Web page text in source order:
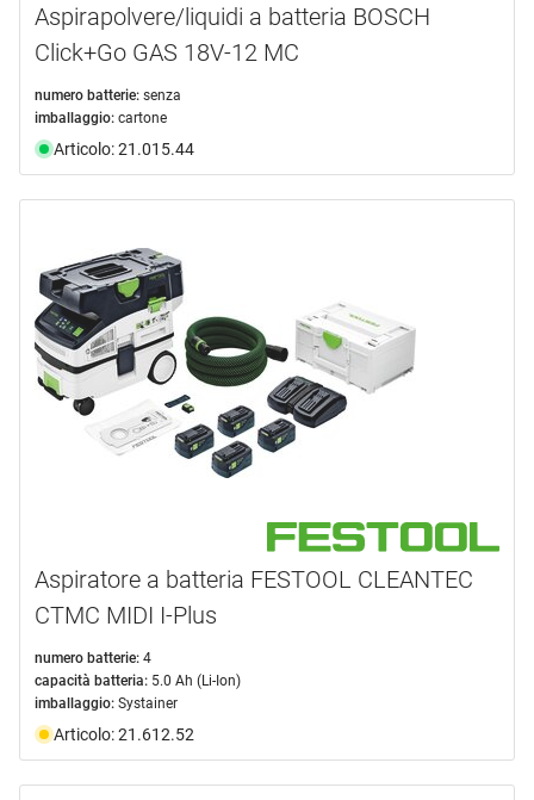
Aspirapolvere/liquidi a batteria BOSCH
Click+Go GAS 18V-12 MC
numero batterie: senza
imballaggio: cartone
Articolo: 21.015.44
Aspiratore a batteria FESTOOL CLEANTEC
CTMC MIDI I-Plus
numero batterie: 4
capacità batteria: 5.0 Ah (Li-Ion)
imballaggio: Systainer
Articolo: 21.612.52